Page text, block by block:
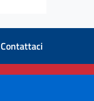
Contattaci